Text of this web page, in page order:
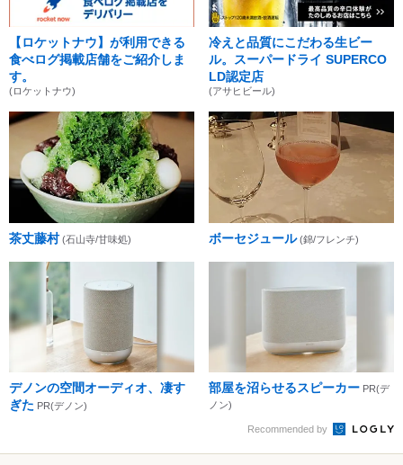
【ロケットナウ】が利用できる
食べログ掲載店舗をご紹介しま
す。
(ロケットナウ)
冷えと品質にこだわる生ビー
ル。スーパードライ SUPERCO
LD認定店
(アサヒビール)
茶丈藤村 (石山寺/甘味処) ボーセジュール (錦/フレンチ)
デノンの空間オーディオ、凄す
ぎた PR(デノン)
部屋を沼らせるスピーカー PR(デ
ノン)
Recommended by